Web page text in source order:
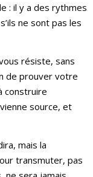
: il y a des rythmes
ne sont pas les
résiste, sans
de prouver votre
construire
source, et
mais la
transmuter, pas